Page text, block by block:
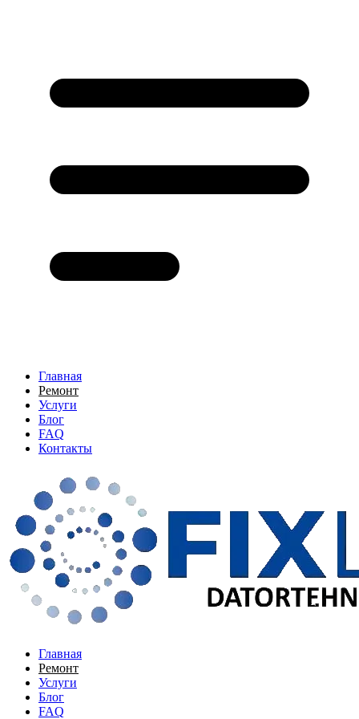
Главная
Ремонт
Услуги
Блог
FAQ
Контакты
Главная
Ремонт
Услуги
Блог
FAQ